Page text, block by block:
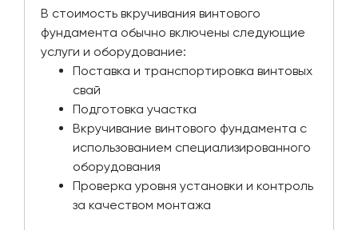
В стоимость вкручивания винтового
фундамента обычно включены следующие
услуги и оборудование:
Поставка и транспортировка винтовых
свай
Подготовка участка
Вкручивание винтового фундамента с
использованием специализированного
оборудования
Проверка уровня установки и контроль
за качеством монтажа